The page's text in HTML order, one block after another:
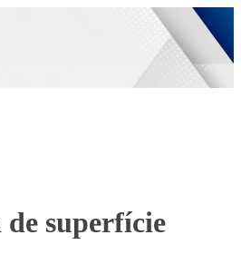
de superfície